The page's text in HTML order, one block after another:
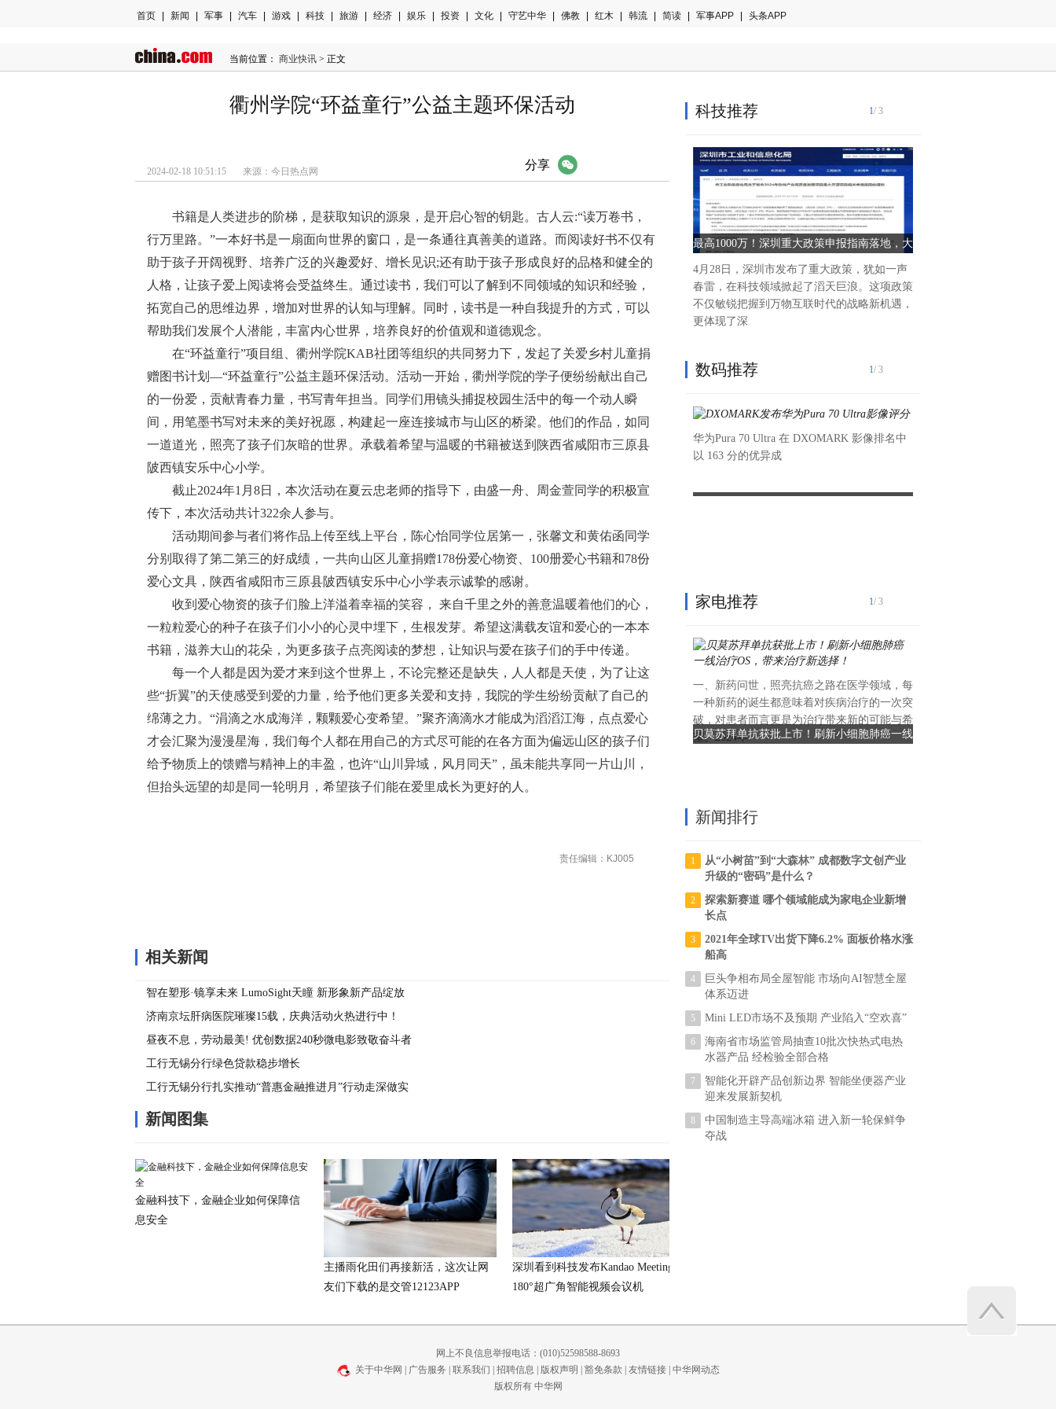
首页 新闻 军事 汽车 游戏 科技 旅游 经济 娱乐 投资 文化 守艺中华 佛教 红木 韩流 简读 军事APP 头条APP
当前位置： 商业快讯 > 正文
衢州学院“环益童行”公益主题环保活动
2024-02-18 10:51:15 来源：今日热点网 分享
书籍是人类进步的阶梯，是获取知识的源泉，是开启心智的钥匙。古人云:“读万卷书，
行万里路。”一本好书是一扇面向世界的窗口，是一条通往真善美的道路。而阅读好书不仅有
助于孩子开阔视野、培养广泛的兴趣爱好、增长见识;还有助于孩子形成良好的品格和健全的
人格，让孩子爱上阅读将会受益终生。通过读书，我们可以了解到不同领域的知识和经验，
拓宽自己的思维边界，增加对世界的认知与理解。同时，读书是一种自我提升的方式，可以
帮助我们发展个人潜能，丰富内心世界，培养良好的价值观和道德观念。
在“环益童行”项目组、衢州学院KAB社团等组织的共同努力下，发起了关爱乡村儿童捐
赠图书计划—“环益童行”公益主题环保活动。活动一开始，衢州学院的学子便纷纷献出自己
的一份爱，贡献青春力量，书写青年担当。同学们用镜头捕捉校园生活中的每一个动人瞬
间，用笔墨书写对未来的美好祝愿，构建起一座连接城市与山区的桥梁。他们的作品，如同
一道道光，照亮了孩子们灰暗的世界。承载着希望与温暖的书籍被送到陕西省咸阳市三原县
陂西镇安乐中心小学。
截止2024年1月8日，本次活动在夏云忠老师的指导下，由盛一舟、周金萱同学的积极宣
传下，本次活动共计322余人参与。
活动期间参与者们将作品上传至线上平台，陈心怡同学位居第一，张馨文和黄佑函同学
分别取得了第二第三的好成绩，一共向山区儿童捐赠178份爱心物资、100册爱心书籍和78份
爱心文具，陕西省咸阳市三原县陂西镇安乐中心小学表示诚挚的感谢。
收到爱心物资的孩子们脸上洋溢着幸福的笑容， 来自千里之外的善意温暖着他们的心，
一粒粒爱心的种子在孩子们小小的心灵中埋下，生根发芽。希望这满载友谊和爱心的一本本
书籍，滋养大山的花朵，为更多孩子点亮阅读的梦想，让知识与爱在孩子们的手中传递。
每一个人都是因为爱才来到这个世界上，不论完整还是缺失，人人都是天使，为了让这
些“折翼”的天使感受到爱的力量，给予他们更多关爱和支持，我院的学生纷纷贡献了自己的
绵薄之力。“涓滴之水成海洋，颗颗爱心变希望。”聚齐滴滴水才能成为滔滔江海，点点爱心
才会汇聚为漫漫星海，我们每个人都在用自己的方式尽可能的在各方面为偏远山区的孩子们
给予物质上的馈赠与精神上的丰盈，也许“山川异域，风月同天”，虽未能共享同一片山川，
但抬头远望的却是同一轮明月，希望孩子们能在爱里成长为更好的人。
责任编辑：KJ005
相关新闻
智在塑形·镜享未来 LumoSight天瞳 新形象新产品绽放
2024COOC
济南京坛肝病医院璀璨15载，庆典活动火热进行中！
昼夜不息，劳动最美! 优创数据240秒微电影致敬奋斗者
工行无锡分行绿色贷款稳步增长
工行无锡分行扎实推动“普惠金融推进月”行动走深做实
新闻图集
金融科技下，金融企业如何保障信
息安全
主播雨化田们再接新活，这次让网
友们下载的是交管12123APP
深圳看到科技发布Kandao Meeting S
180°超广角智能视频会议机
科技推荐
最高1000万！深圳重大政策申报指南落地，大
手笔资助鸿蒙生态企业
4月28日，深圳市发布了重大政策，犹如一声
春雷，在科技领域掀起了滔天巨浪。这项政策
不仅敏锐把握到万物互联时代的战略新机遇，
更体现了深
1/ 3
数码推荐
华为Pura 70 Ultra 在 DXOMARK 影像排名中
以 163 分的优异成
1/ 3
家电推荐
贝莫苏拜单抗获批上市！刷新小细胞肺癌一线
一、新药问世，照亮抗癌之路在医学领域，每
一种新药的诞生都意味着对疾病治疗的一次突
破，对患者而言更是为治疗带来新的可能与希
望。2024年
1/ 3
新闻排行
1
从“小树苗”到“大森林” 成都数字文创产业
升级的“密码”是什么？
2
探索新赛道 哪个领域能成为家电企业新增
长点
3
2021年全球TV出货下降6.2% 面板价格水涨
船高
4
巨头争相布局全屋智能 市场向AI智慧全屋
体系迈进
5 Mini LED市场不及预期 产业陷入“空欢喜”
6
海南省市场监管局抽查10批次快热式电热
水器产品 经检验全部合格
7
智能化开辟产品创新边界 智能坐便器产业
迎来发展新契机
8
中国制造主导高端冰箱 进入新一轮保鲜争
夺战
网上不良信息举报电话：(010)52598588-8693
关于中华网
广告服务 联系我们 招聘信息 版权声明 豁免条款 友情链接| 中华网动态
版权所有 中华网